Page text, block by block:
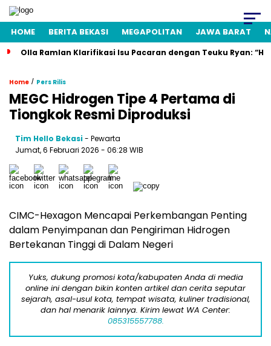
HOME BERITA BEKASI MEGAPOLITAN JAWA BARAT
Olla Ramlan Klarifikasi Isu Pacaran dengan Teuku Ryan:
Home / Pers Rilis
MEGC Hidrogen Tipe 4 Pertama di
Tiongkok Resmi Diproduksi
Tim Hello Bekasi- Pewarta
Jumat, 6 Februari 2026 - 06:28 WIB
CIMC-Hexagon Mencapai Perkembangan Penting
dalam Penyimpanan dan Pengiriman Hidrogen
Bertekanan Tinggi di Dalam Negeri
Yuks, dukung promosi kota/kabupaten Anda di media
online ini dengan bikin konten artikel dan cerita seputar
sejarah, asal-usul kota, tempat wisata, kuliner tradisional,
dan hal menarik lainnya. Kirim lewat WA Center:
085315557788.